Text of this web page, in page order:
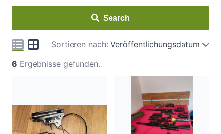
Search
Sortieren nach: Veröffentlichungsdatum
6 Ergebnisse gefunden.